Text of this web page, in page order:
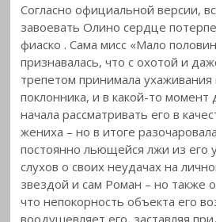
Согласно официальной версии,
завоевать Олино сердце
фиаско . Сама мисс «Мало
признавалась, что с охотой и
трепетом принимала ухаживания
поклонника, и в какой-то момент
начала рассматривать его в
жениха – но в итоге
постоянно льющейся лжи из его
слухов о своих неудачах на
звездой и сам Роман – но также
что непокорность объекта его
воодушевляет его, заставляя